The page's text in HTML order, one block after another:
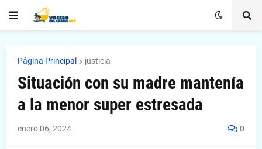
Página Principal justicia
Situación con su madre mantenía
a la menor super estresada
enero 06, 2024 0